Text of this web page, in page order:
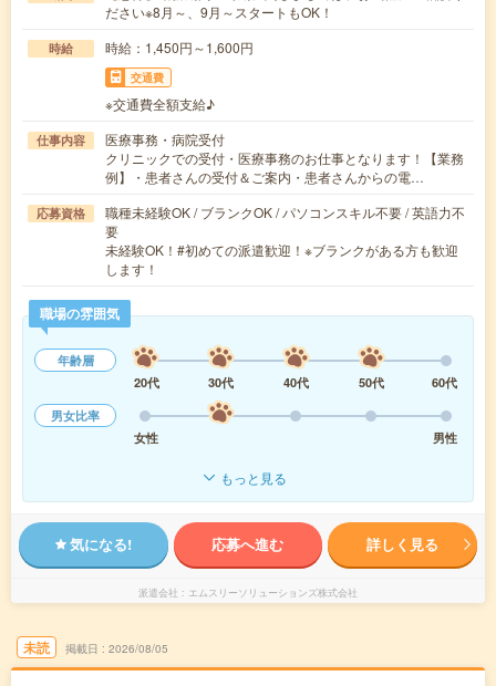
ださい※8月～、9月～スタートもOK！
時給 時給：1,450円～1,600円
交通費
※交通費全額支給♪
仕事内容
医療事務・病院受付
クリニックでの受付・医療事務のお仕事となります！【業務
例】・患者さんの受付＆ご案内・患者さんからの電…
応募資格
職種未経験OK / ブランクOK / パソコンスキル不要 / 英語力不
要
未経験OK！#初めての派遣歓迎！※ブランクがある方も歓迎
します！
職場の雰囲気
年齢層
20代
30代 40代 50代
60代
男女比率
女性
男性
もっと見る
気になる! 応募へ進む 詳しく見る
派遣会社 エムスリーソリューションズ株式会社
未読 掲載日 2026/08/05